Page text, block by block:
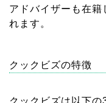
アドバイザーも在籍
れます。
クックビズの特徴
クックビズは以下の